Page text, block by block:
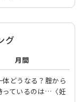
グ
月間
どうなる？腟から
っているのは…〈妊